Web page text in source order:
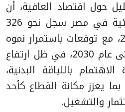
حول اقتصاد العافية، أن
سوق المكملات الغذائية في مصر سجل نحو 326
مليون دولار خلال 2024، مع توقعات باستمرار نموه
بمعدل 9.2% سنويًا حتى عام 2030، في ظل ارتفاع
باللياقة البدنية،
يعزز مكانة القطاع كأحد
والتشغيل.